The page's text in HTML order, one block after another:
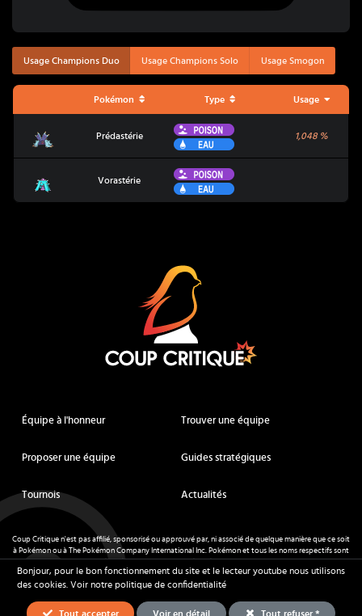
Usage Champions Duo Usage Champions Solo Usage Smogon
Pokémon Type Usage
Prédastérie
Poison
Eau
1,048%
Vorastérie
Poison
Eau
Équipe à l'honneur Trouver une équipe
Proposer une équipe Guides stratégiques
Tournois Actualités
Coup Critique n'est pas affilié, sponsorisé ou approuvé par, ni associé de quelque manière que ce soit
à Pokémon ou à The Pokémon Company International Inc. Pokémon et tous les noms respectifs sont
des marques déposées et des marques déposées. © de Nintendo 1996-2026.
Mentions légales - CGU- Tous droits réservés - Coup Critique
Bonjour, pour le bon fonctionnement du site et le lecteur youtube nous utilisons
des cookies. Voir notre politique de confidentialité
Tout accepter Voir en détail Tout refuser *